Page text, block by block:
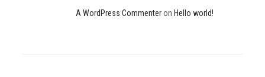
A WordPress Commenteron Hello world!